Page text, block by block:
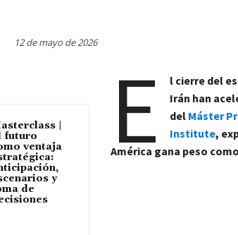
12 de mayo de 2026
|
futuro
ventaja
y
de
E
l cierre del
Irán han
del Máster
Institute,
América gana peso